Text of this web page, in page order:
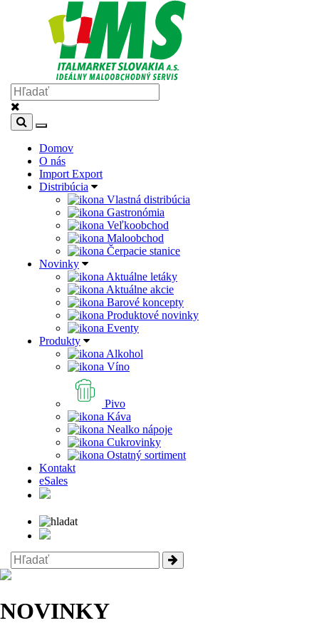
Domov
O nás
Import Export
Distribúcia
Vlastná distribúcia
Gastronómia
Veľkoobchod
Maloobchod
Čerpacie stanice
Novinky
Aktuálne letáky
Aktuálne akcie
Barové koncepty
Produktové novinky
Eventy
Produkty
Alkohol
Víno
Pivo
Káva
Nealko nápoje
Cukrovinky
Ostatný sortiment
Kontakt
eSales
NOVINKY